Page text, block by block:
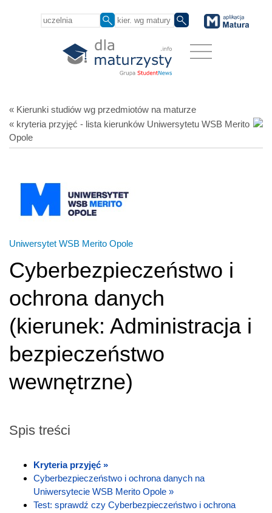
« Kierunki studiów wg przedmiotów na maturze
« kryteria przyjęć - lista kierunków Uniwersytetu WSB Merito
Opole
Uniwersytet WSB Merito Opole
Cyberbezpieczeństwo i
ochrona danych
(kierunek: Administracja i
bezpieczeństwo
wewnętrzne)
Spis treści
Kryteria przyjęć »
Cyberbezpieczeństwo i ochrona danych na
Uniwersytecie WSB Merito Opole »
Test: sprawdź czy Cyberbezpieczeństwo i ochrona